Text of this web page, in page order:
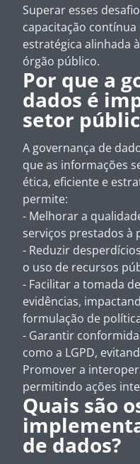
Superar esses
capacitação
estratégica alinhada
órgão público.
Por que a
dados é
setor
A governança de
que as informações
ética, eficiente e
permite:
- Melhorar a
serviços prestados à
- Reduzir
o uso de recursos
- Facilitar a tomada
evidências,
formulação de
- Garantir
como a LGPD,
Promover a
permitindo ações
Quais são
de dados?